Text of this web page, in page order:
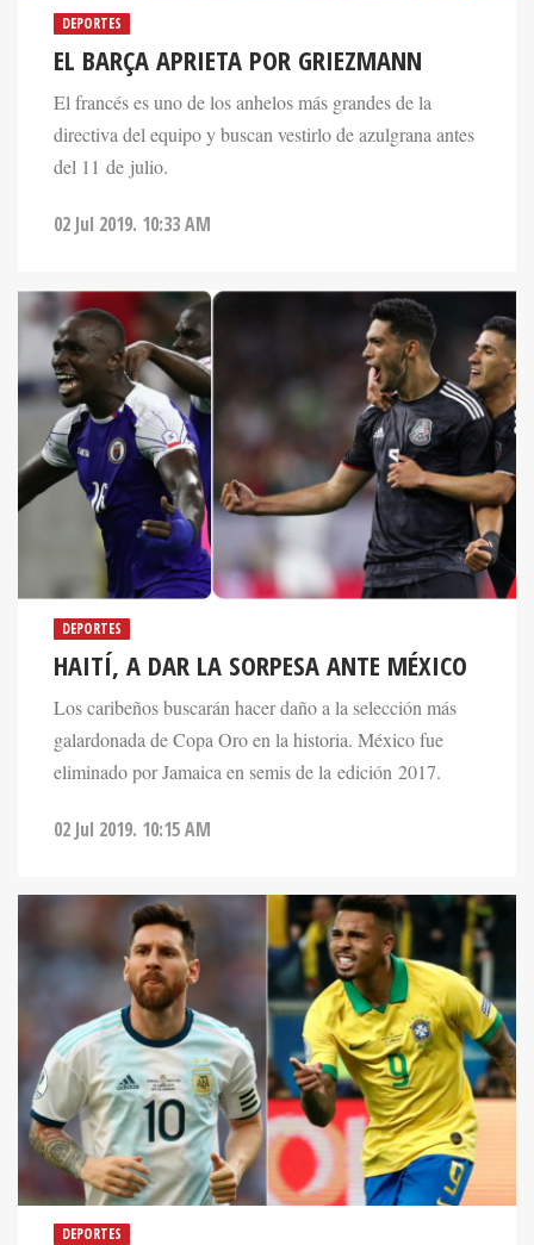
DEPORTES
EL BARÇA APRIETA POR GRIEZMANN
El francés es uno de los anhelos más grandes de la
directiva del equipo y buscan vestirlo de azulgrana antes
del 11 de julio.
02 Jul 2019. 10:33 AM
DEPORTES
HAITÍ, A DAR LA SORPESA ANTE MÉXICO
Los caribeños buscarán hacer daño a la selección más
galardonada de Copa Oro en la historia. México fue
eliminado por Jamaica en semis de la edición 2017.
02 Jul 2019. 10:15 AM
DEPORTES